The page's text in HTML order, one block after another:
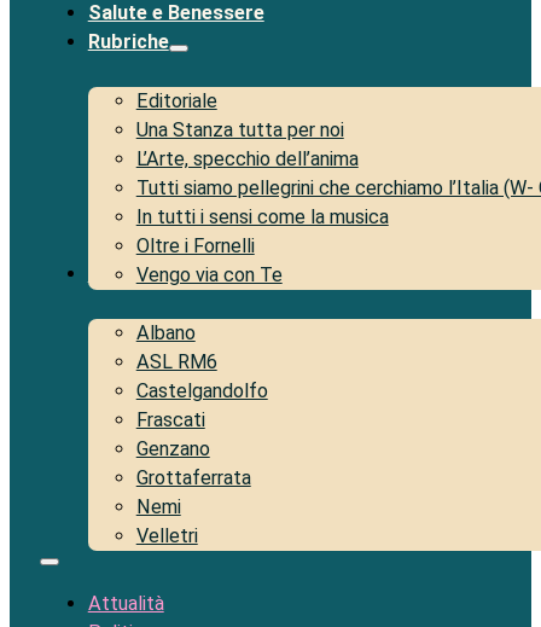
Salute e Benessere
Rubriche
Editoriale
Una Stanza tutta per noi
L’Arte, specchio dell’anima
Tutti siamo pellegrini che cerchiamo l’Italia (W-
In tutti i sensi come la musica
Oltre i Fornelli
Vengo via con Te
Territorio
Albano
ASL RM6
Castelgandolfo
Frascati
Genzano
Grottaferrata
Nemi
Velletri
Attualità